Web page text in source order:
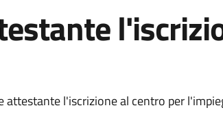
l'iscrizione al centro per